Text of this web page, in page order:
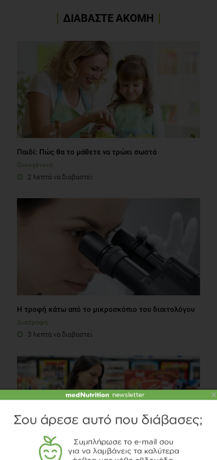
ΔΙΑΒΑΣΤΕ ΑΚΟΜΗ
Παιδί: Πώς θα το μάθετε να τρώει σωστά
Οικογένεια
2 λεπτά να διαβαστεί
Η τροφή κάτω από το μικροσκόπιο του διαιτολόγου
Διατροφή
3 λεπτά να διαβαστεί
×